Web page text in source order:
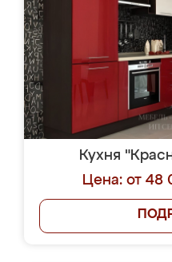
Кухня
Цена: от 48